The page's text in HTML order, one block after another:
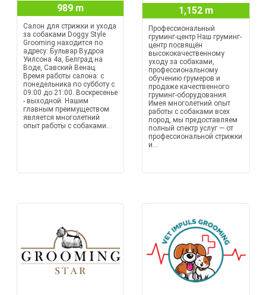
989 m
Салон для стрижки и ухода
за собаками Doggy Style
Grooming находится по
адресу: Бульвар Вудроа
Уилсона 4а, Белград на
Воде, Савский Венац.
Время работы салона: с
понедельника по субботу с
09:00 до 21:00. Воскресенье
- выходной. Нашим
главным преимуществом
является многолетний
опыт работы с собаками...
1,152 m
Профессиональный
груминг-центр Наш груминг-
центр посвящён
высококачественному
уходу за собаками,
профессиональному
обучению грумеров и
продаже качественного
груминг-оборудования.
Имея многолетний опыт
работы с собаками всех
пород, мы предоставляем
полный спектр услуг — от
профессиональной стрижки
и...